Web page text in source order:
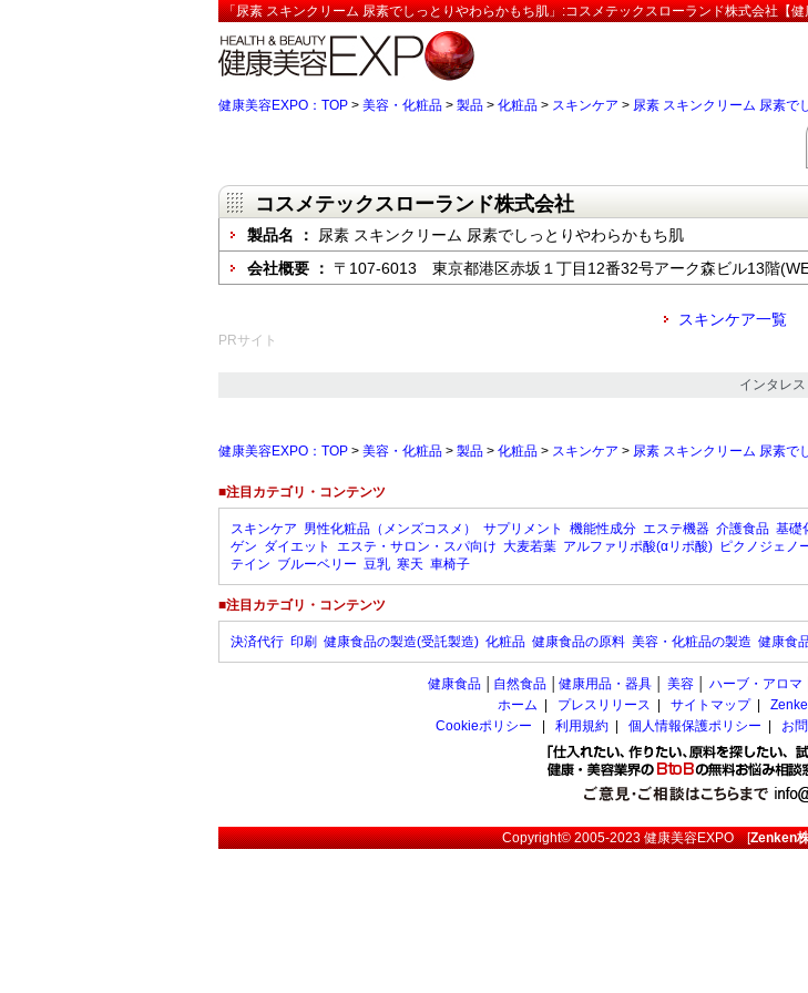
「尿素 スキンクリーム 尿素でしっとりやわらかもち肌」:コスメテックスローランド株式会社【
健康美容EXPO：TOP > 美容・化粧品 > 製品 > 化粧品 > スキンケア > 尿素 スキンクリーム 尿素で
コスメテックスローランド株式会社
製品名 ：
尿素 スキンクリーム 尿素でしっとりやわらかもち肌
会社概要 ： 〒107-6013 東京都港区赤坂１丁目12番32号アーク森ビル13階
スキンケア一覧
PRサイト
インタレ
健康美容EXPO：TOP > 美容・化粧品 > 製品 > 化粧品 > スキンケア > 尿素 スキンクリーム 尿素で
■注目カテゴリ・コンテンツ
スキンケア 男性化粧品（メンズコスメ） サプリメント 機能性成分 エステ機器 介護食品 基礎
ゲン ダイエット エステ・サロン・スパ向け 大麦若葉 アルファリポ酸(αリポ酸) ピクノジェノ
テイン ブルーベリー 豆乳 寒天 車椅子
■注目カテゴリ・コンテンツ
決済代行 印刷 健康食品の製造(受託製造) 化粧品 健康食品の原料 美容・化粧品の製造 健康食
健康食品 自然食品 健康用品・器具 美容 ハーブ・アロマ
ホーム
プレスリリース サイトマップ|
Cookieポリシー
利用規約 個人情報保護ポリシー お
Copyright© 2005-2023健康美容EXPO[Zenken